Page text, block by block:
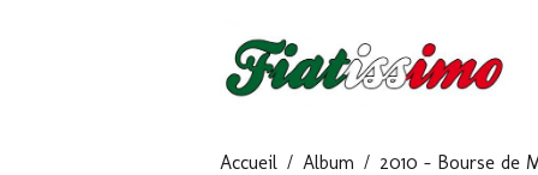
Accueil Album 2010 - Bourse de